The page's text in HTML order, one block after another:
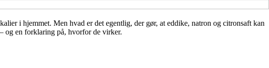
i hjemmet. Men hvad er det egentlig, der gør, at eddike, natron og citronsaft kan
og en forklaring på, hvorfor de virker.